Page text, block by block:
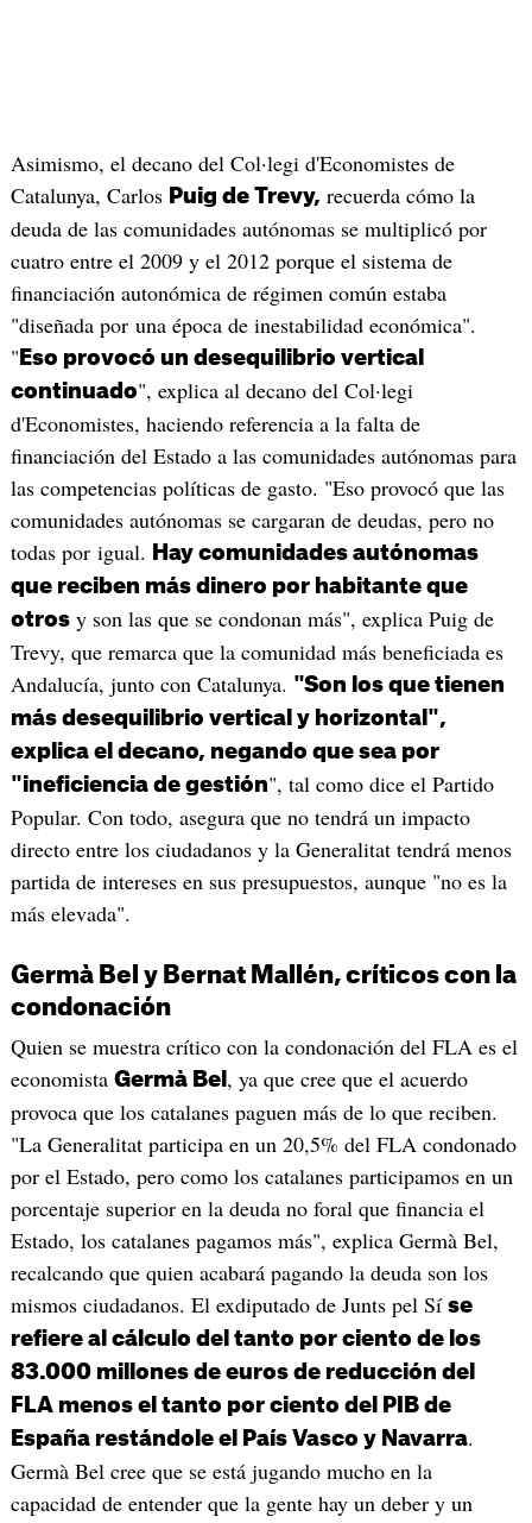
Asimismo, el decano del Col·legi d'Economistes de
Catalunya, Carlos Puig de Trevy, recuerda cómo la
deuda de las comunidades autónomas se multiplicó por
cuatro entre el 2009 y el 2012 porque el sistema de
financiación autonómica de régimen común estaba
"diseñada por una época de inestabilidad económica".
" Eso provocó un desequilibrio vertical
continuado", explica al decano del Col·legi
d'Economistes, haciendo referencia a la falta de
financiación del Estado a las comunidades autónomas para
las competencias políticas de gasto. "Eso provocó que las
comunidades autónomas se cargaran de deudas, pero no
todas por igual.
Hay comunidades autónomas
que reciben más dinero por habitante que
otrosy son las que se condonan más", explica Puig de
Trevy, que remarca que la comunidad más beneficiada es
Andalucía, junto con Catalunya. "Son los que tienen
más desequilibrio vertical y horizontal",
explica el decano, negando que sea por
"ineficiencia de gestión", tal como dice el Partido
Popular. Con todo, asegura que no tendrá un impacto
directo entre los ciudadanos y la Generalitat tendrá menos
partida de intereses en sus presupuestos, aunque "no es la
más elevada".
Germà Bel y Bernat Mallén, críticos con la
condonación
Quien se muestra crítico con la condonación del FLA es el
economista Germà Bel , ya que cree que el acuerdo
provoca que los catalanes paguen más de lo que reciben.
"La Generalitat participa en un 20,5% del FLA condonado
por el Estado, pero como los catalanes participamos en un
porcentaje superior en la deuda no foral que financia el
Estado, los catalanes pagamos más", explica Germà Bel,
recalcando que quien acabará pagando la deuda son los
mismos ciudadanos. El exdiputado de Junts pel Sí se
refiere al cálculo del tanto por ciento de los
83.000 millones de euros de reducción del
FLA menos el tanto por ciento del PIB de
España restándole el País Vasco y Navarra.
Germà Bel cree que se está jugando mucho en la
capacidad de entender que la gente hay un deber y un